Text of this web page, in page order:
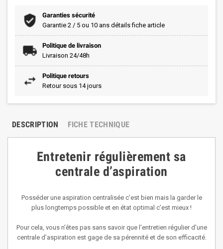
Garanties sécurité
Garantie 2 / 5 ou 10 ans détails fiche article
Politique de livraison
Livraison 24/48h
Politique retours
Retour sous 14 jours
DESCRIPTION FICHE TECHNIQUE
Entretenir régulièrement sa
centrale d’aspiration
Posséder une aspiration centralisée c’est bien mais la garder le
plus longtemps possible et en état optimal c’est mieux !
Pour cela, vous n’êtes pas sans savoir que l’entretien régulier d’une
centrale d’aspiration est gage de sa pérennité et de son efficacité.